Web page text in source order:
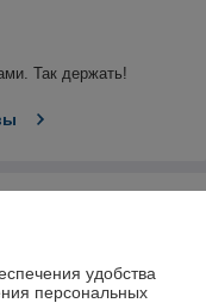
Так держать!
удобства
персональных